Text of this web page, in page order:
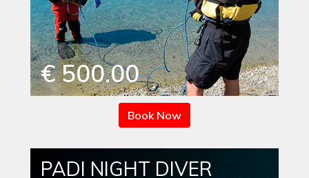
€ 500.00
Book Now
PADI NIGHT DIVER